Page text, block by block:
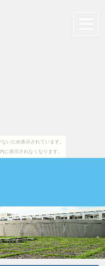
いため表示されています。
に表示されなくなります。